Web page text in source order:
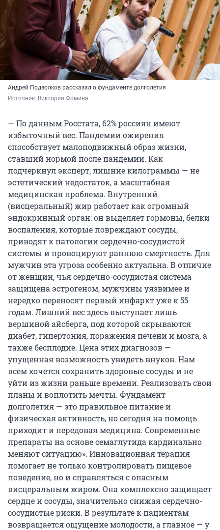
Андрей Подзолков рассказал о фундаменте долголетия
Источник: Виктория Фомина
— По данным Росстата, 62% россиян имеют
избыточный вес. Пандемии ожирения
способствует малоподвижный образ жизни,
ставший нормой после пандемии. Как
подчеркнул эксперт, лишние килограммы — не
эстетический недостаток, а масштабная
медицинская проблема. Внутренний
(висцеральный) жир работает как огромный
эндокринный орган: он выделяет гормоны, белки
воспаления, которые повреждают сосуды,
приводят к патологии сердечно-сосудистой
системы и провоцируют раннюю смертность. Для
мужчин эта угроза особенно актуальна. В отличие
от женщин, чья сердечно-сосудистая система
защищена эстрогеном, мужчины уязвимее и
нередко переносят первый инфаркт уже к 55
годам. Лишний вес здесь выступает лишь
вершиной айсберга, под которой скрываются
диабет, гипертония, поражения печени и мозга, а
также бесплодие. Цена этих диагнозов —
упущенная возможность увидеть внуков. Нам
всем хочется сохранить здоровые сосуды и не
уйти из жизни раньше времени. Реализовать свои
планы и воплотить мечты. Фундамент
долголетия — это правильное питание и
физическая активность, но сегодня на помощь
приходит и передовая медицина. Современные
препараты на основе семаглутида кардинально
меняют ситуацию». Инновационная терапия
помогает не только контролировать пищевое
поведение, но и справляться с опасным
висцеральным жиром. Она комплексно защищает
сердце и сосуды, значительно снижая сердечно-
сосудистые риски. В результате к пациентам
возвращается ощущение молодости, а главное — у